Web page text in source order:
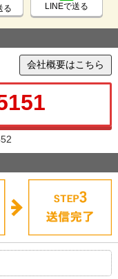
る LINEで送る
会社概要はこちら